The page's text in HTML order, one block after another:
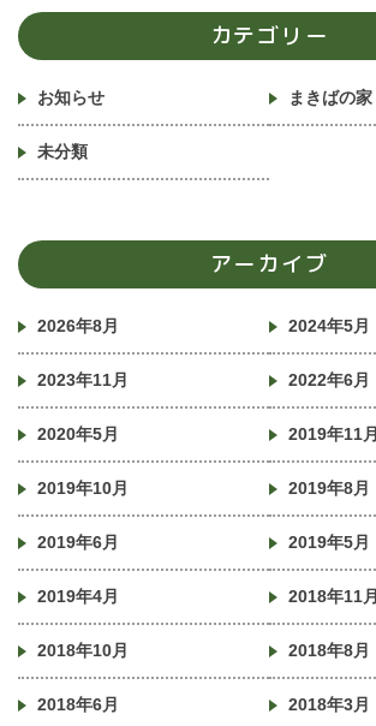
カテゴリー
お知らせ まきばの家
未分類
アーカイブ
2026年8月 2024年5月
2023年11月 2022年6月
2020年5月 2019年11月
2019年10月 2019年8月
2019年6月 2019年5月
2019年4月 2018年11月
2018年10月 2018年8月
2018年6月 2018年3月